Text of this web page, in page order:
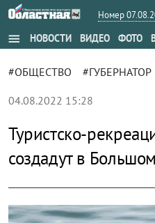
Номер
menu НОВОСТИ ВИДЕО ФОТО
#ОБЩЕСТВО #ГУБЕРНАТОР
04.08.2022 15:28
Туристско-
создадут в